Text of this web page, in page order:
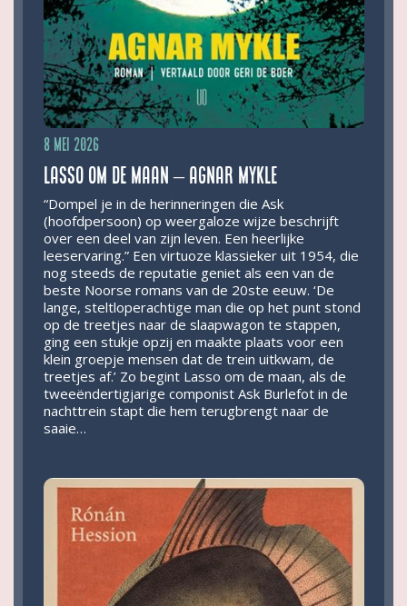
8 mei 2026
Lasso om de maan – Agnar Mykle
“Dompel je in de herinneringen die Ask
(hoofdpersoon) op weergaloze wijze beschrijft
over een deel van zijn leven. Een heerlijke
leeservaring.” Een virtuoze klassieker uit 1954, die
nog steeds de reputatie geniet als een van de
beste Noorse romans van de 20ste eeuw. ‘De
lange, steltloperachtige man die op het punt stond
op de treetjes naar de slaapwagon te stappen,
ging een stukje opzij en maakte plaats voor een
klein groepje mensen dat de trein uitkwam, de
treetjes af.’ Zo begint Lasso om de maan, als de
tweeëndertigjarige componist Ask Burlefot in de
nachttrein stapt die hem terugbrengt naar de
saaie…